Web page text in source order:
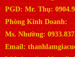
PGD: Mr. Thụ:
Phòng Kinh Doanh:
Ms. Nhường:
Email: